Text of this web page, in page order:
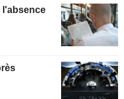
l'absence